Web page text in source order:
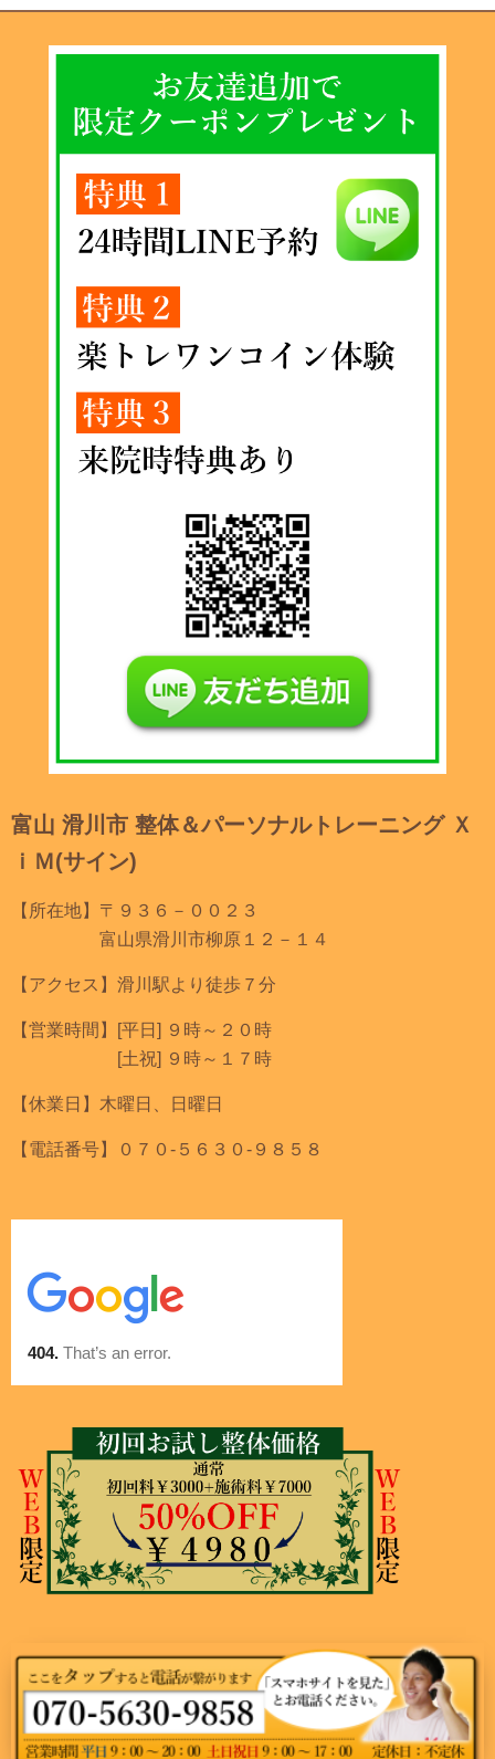
富山 滑川市 整体＆パーソナルトレーニング Ｘ
ｉＭ(サイン)
【所在地】〒９３６－００２３
富山県滑川市柳原１２－１４
【アクセス】滑川駅より徒歩７分
【営業時間】[平日] ９時～２０時
[土祝] ９時～１７時
【休業日】木曜日、日曜日
【電話番号】０７０-５６３０-９８５８